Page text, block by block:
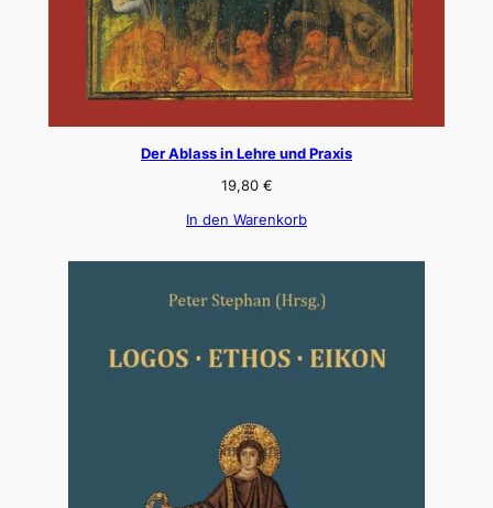
Der Ablass in Lehre und Praxis
19,80 €
In den Warenkorb